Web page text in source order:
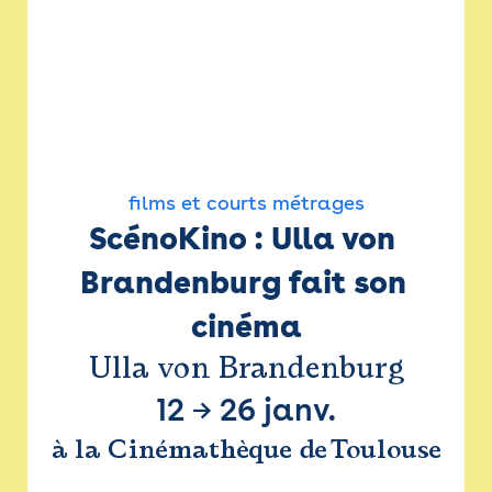
films et courts métrages
ScénoKino : Ulla von
Brandenburg fait son
cinéma
Ulla von Brandenburg
12 → 26 janv.
à la Cinémathèque de Toulouse